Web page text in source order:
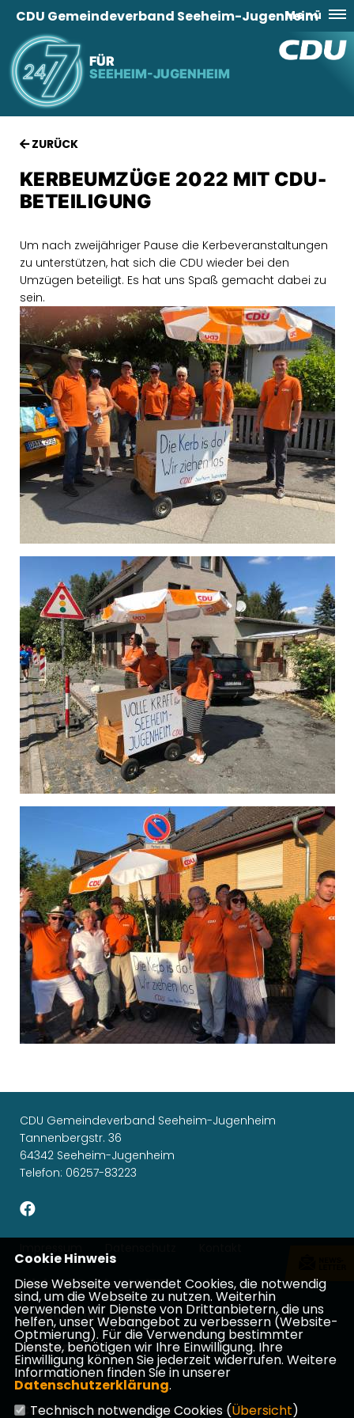
FÜR
SEEHEIM-JUGENHEIM
CDU Gemeindeverband Seeheim-Jugenheim
Menü
ZURÜCK
KERBEUMZÜGE 2022 MIT CDU-
BETEILIGUNG
Um nach zweijähriger Pause die Kerbeveranstaltungen
zu unterstützen, hat sich die CDU wieder bei den
Umzügen beteiligt. Es hat uns Spaß gemacht dabei zu
sein.
CDU Gemeindeverband Seeheim-Jugenheim
Tannenbergstr. 36
64342 Seeheim-Jugenheim
Telefon: 06257-83223
Michael Gahler, MdEP
Patricia Lips, MdB
Ina Dürr, MdL
CDU Hessen
CDU Kreisverband Darmstadt-Dieburg
Cookie Hinweis
Diese Webseite verwendet Cookies, die notwendig
sind, um die Webseite zu nutzen. Weiterhin
verwenden wir Dienste von Drittanbietern, die uns
helfen, unser Webangebot zu verbessern (Website-
Optmierung). Für die Verwendung bestimmter
Dienste, benötigen wir Ihre Einwilligung. Ihre
Einwilligung können Sie jederzeit widerrufen. Weitere
Informationen finden Sie in unserer
Datenschutzerklärung.
Technisch notwendige Cookies (Übersicht)